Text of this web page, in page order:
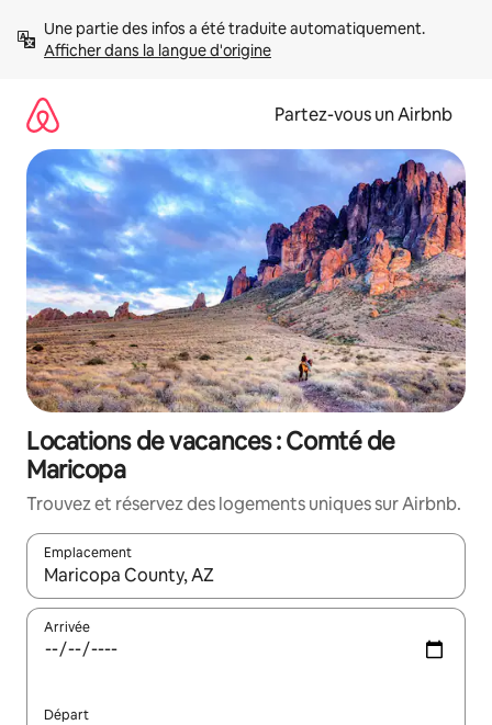
directement
Afficher dans la langue d'origine
Partez-vous un Airbnb
Locations de vacances : Comté de
Maricopa
Trouvez et réservez des logements uniques sur Airbnb.
Emplacement
Quand les résultats sont affichés, parcourez-les en utilisant
Arrivée
Départ